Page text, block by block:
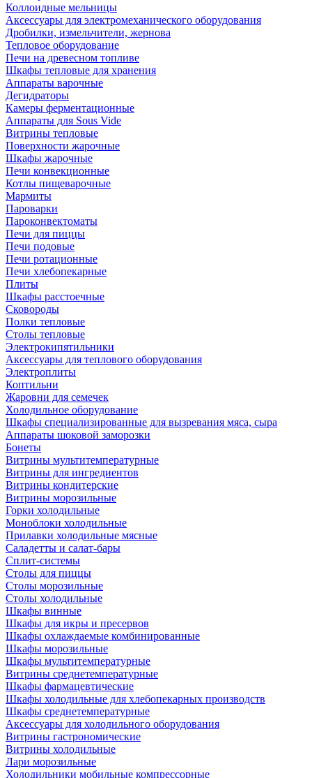
Коллоидные мельницы
Аксессуары для электромеханического оборудования
Дробилки, измельчители, жернова
Тепловое оборудование
Печи на древесном топливе
Шкафы тепловые для хранения
Аппараты варочные
Дегидраторы
Камеры ферментационные
Аппараты для Sous Vide
Витрины тепловые
Поверхности жарочные
Шкафы жарочные
Печи конвекционные
Котлы пищеварочные
Мармиты
Пароварки
Пароконвектоматы
Печи для пиццы
Печи подовые
Печи ротационные
Печи хлебопекарные
Плиты
Шкафы расстоечные
Сковороды
Полки тепловые
Столы тепловые
Электрокипятильники
Аксессуары для теплового оборудования
Электроплиты
Коптильни
Жаровни для семечек
Холодильное оборудование
Шкафы специализированные для вызревания мяса, сыра
Аппараты шоковой заморозки
Бонеты
Витрины мультитемпературные
Витрины для ингредиентов
Витрины кондитерские
Витрины морозильные
Горки холодильные
Моноблоки холодильные
Прилавки холодильные мясные
Саладетты и салат-бары
Сплит-системы
Столы для пиццы
Столы морозильные
Столы холодильные
Шкафы винные
Шкафы для икры и пресервов
Шкафы охлаждаемые комбинированные
Шкафы морозильные
Шкафы мультитемпературные
Витрины среднетемпературные
Шкафы фармацевтические
Шкафы холодильные для хлебопекарных производств
Шкафы среднетемпературные
Аксессуары для холодильного оборудования
Витрины гастрономические
Витрины холодильные
Лари морозильные
Холодильники мобильные компрессорные